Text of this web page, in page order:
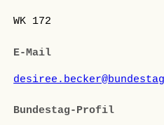
WK 172
E-Mail
Bundestag-Profil